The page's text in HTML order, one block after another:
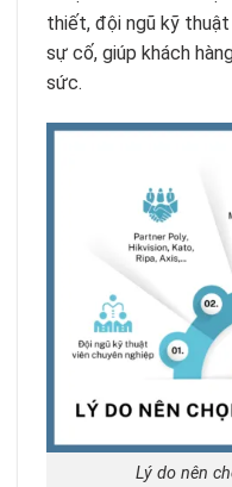
thiết, đội ngũ kỹ
sự cố, giúp khách
sức.
Lý do nên